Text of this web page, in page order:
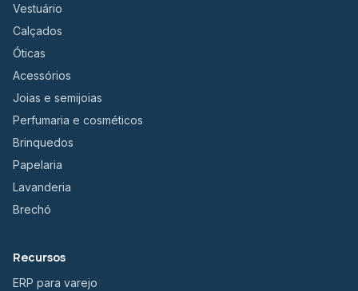
Vestuário
Calçados
Óticas
Acessórios
Joias e semijoias
Perfumaria e cosméticos
Brinquedos
Papelaria
Lavanderia
Brechó
Recursos
ERP para varejo